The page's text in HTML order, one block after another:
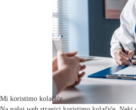
Mi koristimo kolačiće